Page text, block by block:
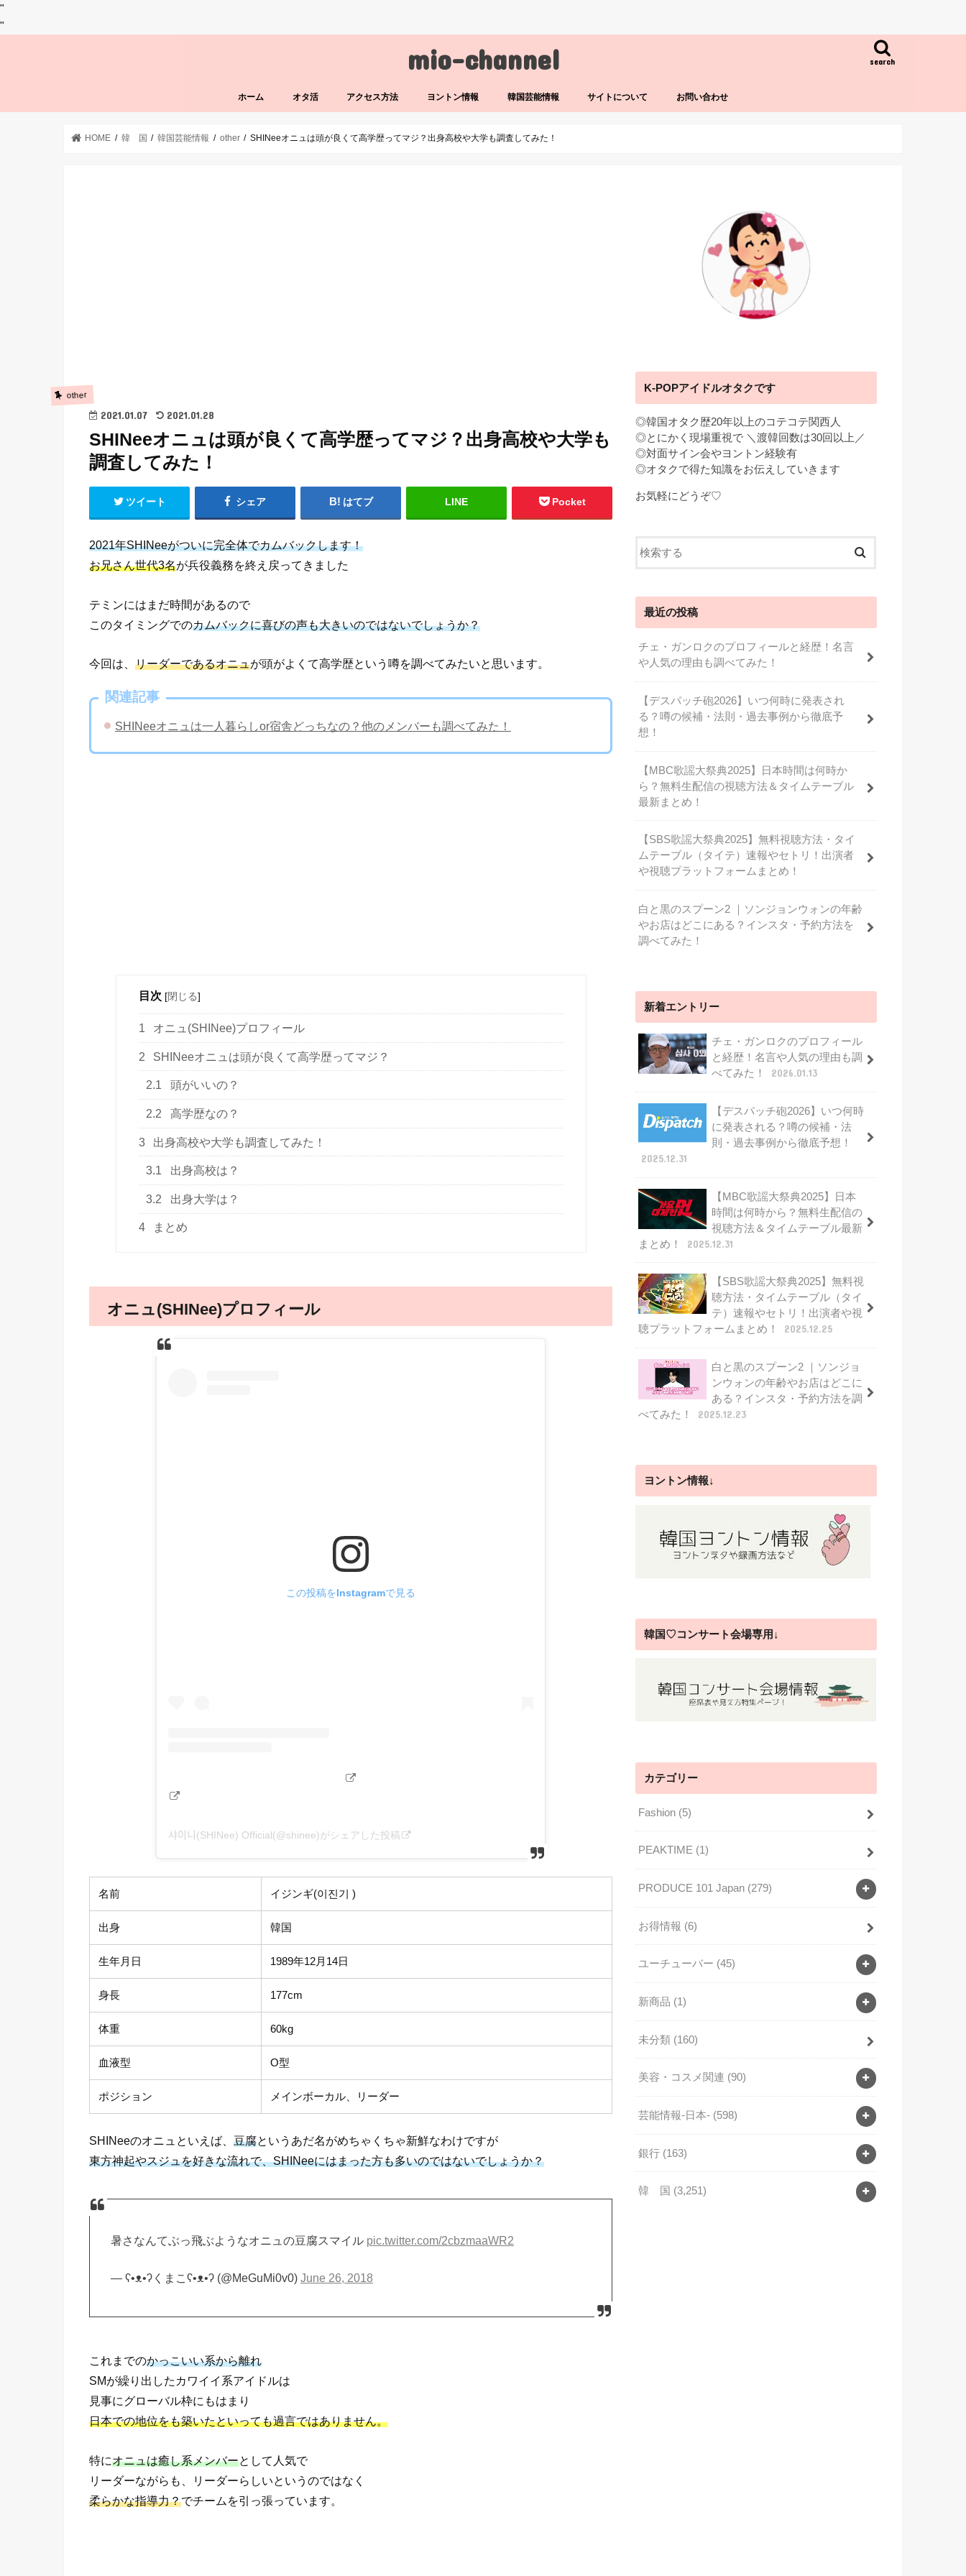
"
"
mio-channel search
ホーム オタ活 アクセス方法 ヨントン情報 韓国芸能情報 サイトについて お問い合わせ
HOME 韓 国 韓国芸能情報 other SHINeeオニュは頭が良くて高学歴ってマジ？出身高校や大学も調査してみた！
other
2021.01.07 2021.01.28
SHINeeオニュは頭が良くて高学歴ってマジ？出身高校や大学も
調査してみた！
ツイート シェア はてブ LINE Pocket
2021年SHINeeがついに完全体でカムバックします！
お兄さん世代3名が兵役義務を終え戻ってきました
テミンにはまだ時間があるので
このタイミングでのカムバックに喜びの声も大きいのではないでしょうか？
今回は、 リーダーであるオニュが頭がよくて高学歴という噂を調べてみたいと思います。
関連記事
​SHINeeオニュは一人暮らしor宿舎どっちなの？他のメンバーも調べてみた！
目次 [閉じる]
1 オニュ(SHINee)プロフィール
2 SHINeeオニュは頭が良くて高学歴ってマジ？
2.1 頭がいいの？
2.2 高学歴なの？
3 出身高校や大学も調査してみた！
3.1 出身高校は？
3.2 出身大学は？
4 まとめ
オニュ(SHINee)プロフィール
この投稿をInstagramで見る
샤이니(SHINee) Official(@shinee)がシェアした投稿
名前 イジンギ(이진기 )
出身 韓国
生年月日 1989年12月14日
身長 177cm
体重 60kg
血液型 O型
ポジション メインボーカル、リーダー
SHINeeのオニュといえば、 豆腐というあだ名がめちゃくちゃ新鮮なわけですが
東方神起やスジュを好きな流れで、SHINeeにはまった方も多いのではないでしょうか？
暑さなんてぶっ飛ぶようなオニュの豆腐スマイル pic.twitter.com/2cbzmaaWR2
— ʕ•ᴥ•ʔくまこʕ•ᴥ•ʔ (@MeGuMi0v0)June 26, 2018
これまでのかっこいい系から離れ
SMが繰り出したカワイイ系アイドルは
見事にグローバル枠にもはまり
日本での地位をも築いたといっても過言ではありません。
特にオニュは癒し系メンバーとして人気で
リーダーながらも、リーダーらしいというのではなく
柔らかな指導力？でチームを引っ張っています。
K-POPアイドルオタクです
◎韓国オタク歴20年以上のコテコテ関西人
◎とにかく現場重視で ＼渡韓回数は30回以上／
◎対面サイン会やヨントン経験有
◎オタクで得た知識をお伝えしていきます
お気軽にどうぞ♡
最近の投稿
チェ・ガンロクのプロフィールと経歴！名言
や人気の理由も調べてみた！
【デスパッチ砲2026】いつ何時に発表され
る？噂の候補・法則・過去事例から徹底予
想！
【MBC歌謡大祭典2025】日本時間は何時か
ら？無料生配信の視聴方法＆タイムテーブル
最新まとめ！
【SBS歌謡大祭典2025】無料視聴方法・タイ
ムテーブル（タイテ）速報やセトリ！出演者
や視聴プラットフォームまとめ！
白と黒のスプーン2 ｜ソンジョンウォンの年齢
やお店はどこにある？インスタ・予約方法を
調べてみた！
新着エントリー
チェ・ガンロクのプロフィール
と経歴！名言や人気の理由も調
べてみた！
2026.01.13
【デスパッチ砲2026】いつ何時
に発表される？噂の候補・法
則・過去事例から徹底予想！
2025.12.31
【MBC歌謡大祭典2025】日本
時間は何時から？無料生配信の
視聴方法＆タイムテーブル最新
まとめ！
2025.12.31
【SBS歌謡大祭典2025】無料視
聴方法・タイムテーブル（タイ
テ）速報やセトリ！出演者や視
聴プラットフォームまとめ！
2025.12.25
白と黒のスプーン2 ｜ソンジョ
ンウォンの年齢やお店はどこに
ある？インスタ・予約方法を調
べてみた！
2025.12.23
ヨントン情報↓
韓国♡コンサート会場専用↓
カテゴリー
Fashion (5)
PEAKTIME (1)
PRODUCE 101 Japan (279)
お得情報 (6)
ユーチューバー (45)
新商品 (1)
未分類 (160)
美容・コスメ関連 (90)
芸能情報-日本- (598)
銀行 (163)
韓 国 (3,251)